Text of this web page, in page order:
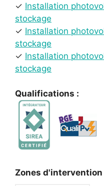
✓ Installation
stockage
✓ Installation
stockage
✓ Installation
stockage
Qualifications :
Zones d'intervention